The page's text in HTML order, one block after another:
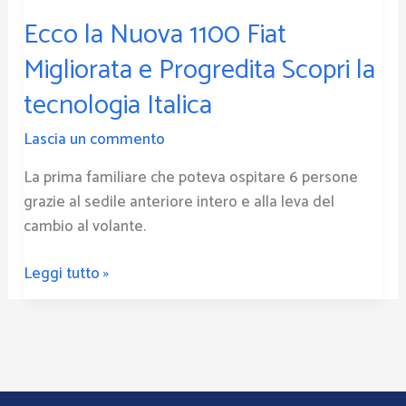
Ecco la Nuova 1100 Fiat
Migliorata e Progredita Scopri la
tecnologia Italica
Lascia un commento
La prima familiare che poteva ospitare 6 persone
grazie al sedile anteriore intero e alla leva del
cambio al volante.
Scopri
la
tecnologia
Italica
Leggi tutto »